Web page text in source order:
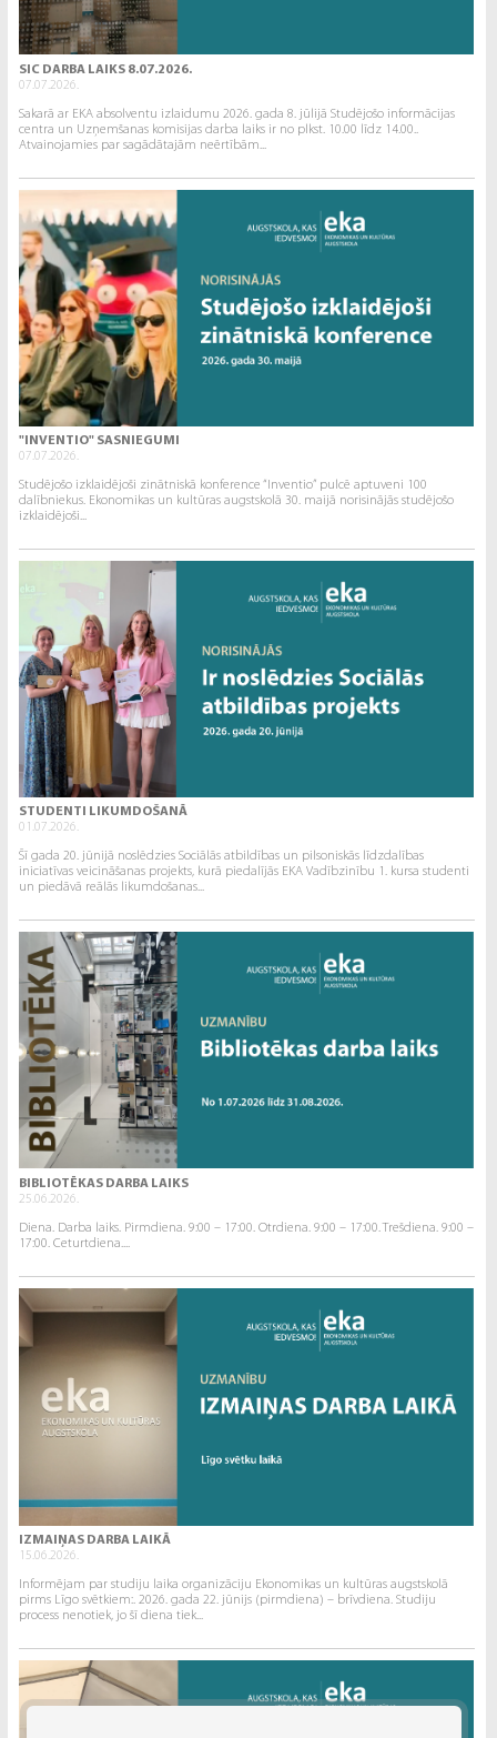
SIC DARBA LAIKS 8.07.2026.
07.07.2026.
Sakarā ar EKA absolventu izlaidumu 2026. gada 8. jūlijā Studējošo informācijas
centra un Uzņemšanas komisijas darba laiks ir no plkst. 10.00 līdz 14.00..
Atvainojamies par sagādātajām neērtībām...
"INVENTIO" SASNIEGUMI
07.07.2026.
Studējošo izklaidējoši zinātniskā konference “Inventio” pulcē aptuveni 100
dalībniekus. Ekonomikas un kultūras augstskolā 30. maijā norisinājās studējošo
izklaidējoši...
STUDENTI LIKUMDOŠANĀ
01.07.2026.
Šī gada 20. jūnijā noslēdzies Sociālās atbildības un pilsoniskās līdzdalības
iniciatīvas veicināšanas projekts, kurā piedalījās EKA Vadībzinību 1. kursa studenti
un piedāvā reālās likumdošanas...
BIBLIOTĒKAS DARBA LAIKS
25.06.2026.
Diena. Darba laiks. Pirmdiena. 9:00 – 17:00. Otrdiena. 9:00 – 17:00. Trešdiena. 9:00 –
17:00. Ceturtdiena....
IZMAIŅAS DARBA LAIKĀ
15.06.2026.
Informējam par studiju laika organizāciju Ekonomikas un kultūras augstskolā
pirms Līgo svētkiem:. 2026. gada 22. jūnijs (pirmdiena) – brīvdiena. Studiju
process nenotiek, jo šī diena tiek...